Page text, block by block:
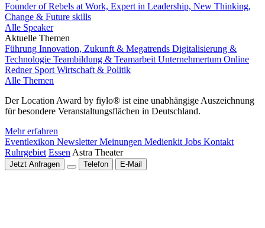
Founder of Rebels at Work, Expert in Leadership, New Thinking,
Change & Future skills
Alle Speaker
Aktuelle Themen
Führung Innovation, Zukunft & Megatrends Digitalisierung &
Technologie Teambildung & Teamarbeit Unternehmertum Online
Redner Sport Wirtschaft & Politik
Alle Themen
Der Location Award by fiylo® ist eine unabhängige Auszeichnung
für besondere Veranstaltungsflächen in Deutschland.
Mehr erfahren
Eventlexikon NewsletterMeinungen Medienkit Jobs Kontakt
Ruhrgebiet Essen Astra Theater
Jetzt Anfragen Telefon E-Mail